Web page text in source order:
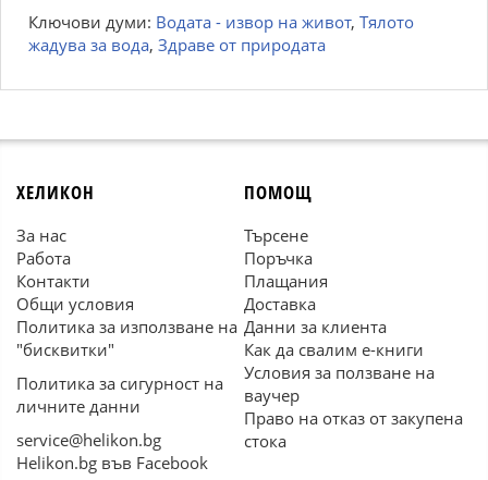
Ключови думи: Водата - извор на живот, Тялото
жадува за вода, Здраве от природата
ХЕЛИКОН
За нас
Работа
Контакти
Общи условия
Политика за използване на
"бисквитки"
Политика за сигурност на
личните данни
service@helikon.bg
Helikon.bg във Facebook
ПОМОЩ
Търсене
Поръчка
Плащания
Доставка
Данни за клиента
Как да свалим е-книги
Условия за ползване на
ваучер
Право на отказ от закупена
стока